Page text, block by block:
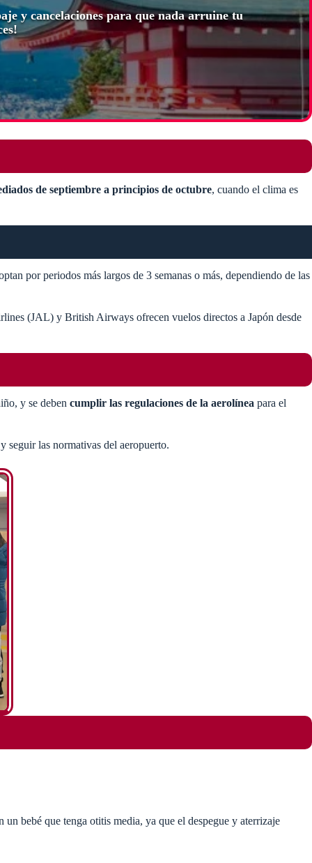
y cancelaciones para que nada arruine tu
de septiembre a principios de octubre, cuando el clima es
por periodos más largos de 3 semanas o más, dependiendo de las
(JAL) y British Airways ofrecen vuelos directos a Japón desde
y se deben cumplir las regulaciones de la aerolínea para el
seguir las normativas del aeropuerto.
un bebé que tenga otitis media, ya que el despegue y aterrizaje